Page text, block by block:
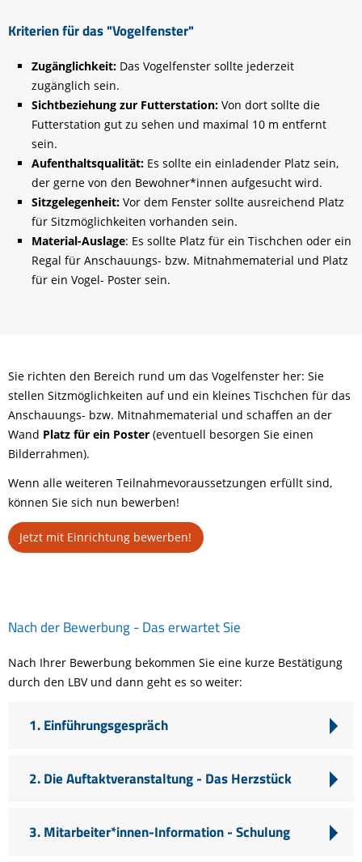
Kriterien für das "Vogelfenster"
Zugänglichkeit:Das Vogelfenster sollte jederzeit
zugänglich sein.
Sichtbeziehung zur Futterstation:Von dort sollte die
Futterstation gut zu sehen und maximal 10 m entfernt
sein.
Aufenthaltsqualität:Es sollte ein einladender Platz sein,
der gerne von den Bewohner*innen aufgesucht wird.
Sitzgelegenheit:Vor dem Fenster sollte ausreichend Platz
für Sitzmöglichkeiten vorhanden sein.
Material-Auslage: Es sollte Platz für ein Tischchen oder ein
Regal für Anschauungs- bzw. Mitnahmematerial und Platz
für ein Vogel- Poster sein.
Sie richten den Bereich rund um das Vogelfenster her: Sie
stellen Sitzmöglichkeiten auf und ein kleines Tischchen für das
Anschauungs- bzw. Mitnahmematerial und schaffen an der
Wand Platz für ein Poster (eventuell besorgen Sie einen
Bilderrahmen).
Wenn alle weiteren Teilnahmevoraussetzungen erfüllt sind,
können Sie sich nun bewerben!
Jetzt mit Einrichtung bewerben!
Nach der Bewerbung - Das erwartet Sie
Nach Ihrer Bewerbung bekommen Sie eine kurze Bestätigung
durch den LBV und dann geht es so weiter:
1. Einführungsgespräch
2. Die Auftaktveranstaltung - Das Herzstück
3. Mitarbeiter*innen-Information - Schulung